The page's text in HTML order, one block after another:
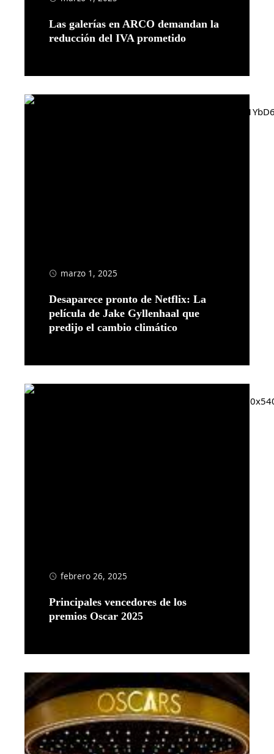
Las galerías en ARCO demandan la
reducción del IVA prometido
marzo 1, 2025
Desaparece pronto de Netflix: La
película de Jake Gyllenhaal que
predijo el cambio climático
febrero 26, 2025
Principales vencedores de los
premios Oscar 2025